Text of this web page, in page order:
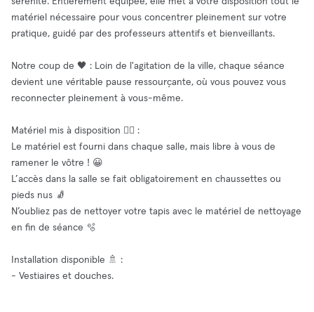
matériel nécessaire pour vous concentrer pleinement sur votre
pratique, guidé par des professeurs attentifs et bienveillants.
Notre coup de 🖤 : Loin de l'agitation de la ville, chaque séance
devient une véritable pause ressourçante, où vous pouvez vous
reconnecter pleinement à vous-même.
Matériel mis à disposition 🧘‍♂️ :
Le matériel est fourni dans chaque salle, mais libre à vous de
ramener le vôtre ! 😀
L’accès dans la salle se fait obligatoirement en chaussettes ou
pieds nus 🧦
N’oubliez pas de nettoyer votre tapis avec le matériel de nettoyage
en fin de séance 🫧
Installation disponible 🚿 :
- Vestiaires et douches.